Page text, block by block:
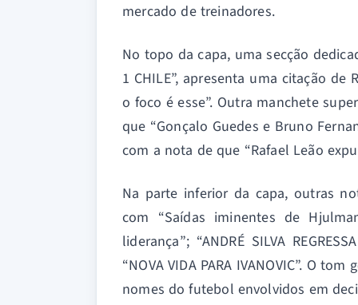
mercado de treinadores.
No topo da capa, uma secção
1 CHILE”, apresenta uma citação
o foco é esse”. Outra manchete
que “Gonçalo Guedes e Bruno
com a nota de que “Rafael Leão
Na parte inferior da capa, outras
com “Saídas iminentes de
liderança”; “ANDRÉ SILVA
“NOVA VIDA PARA IVANOVIC”. O
nomes do futebol envolvidos em